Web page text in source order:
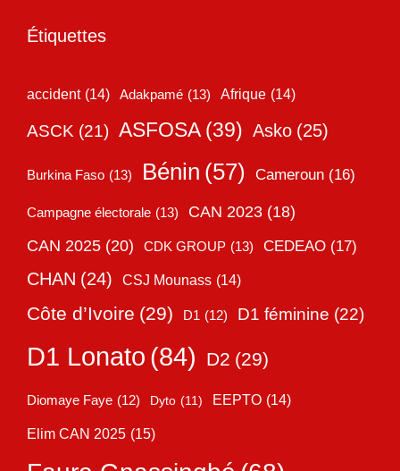
Étiquettes
accident (14) Adakpamé (13) Afrique (14)
ASCK (21) ASFOSA (39) Asko (25)
Burkina Faso (13) Bénin (57) Cameroun (16)
Campagne électorale (13) CAN 2023 (18)
CAN 2025 (20) CDK GROUP (13) CEDEAO (17)
CHAN (24) CSJ Mounass (14)
Côte d’Ivoire (29) D1 (12) D1 féminine (22)
D1 Lonato (84) D2 (29)
Diomaye Faye (12) Dyto (11) EEPTO (14)
Elim CAN 2025 (15)